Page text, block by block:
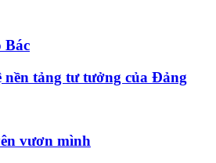
Bác
nền tảng tư tưởng của Đảng
vươn mình